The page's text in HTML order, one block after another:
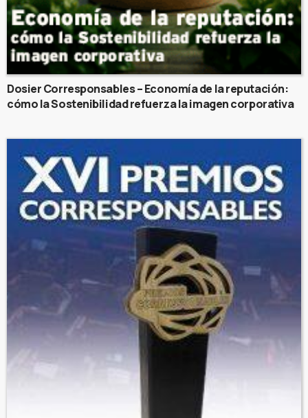
Dosier Corresponsables – Economía de la reputación:
cómo la Sostenibilidad refuerza la imagen corporativa